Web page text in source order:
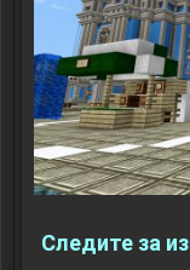
Следите за